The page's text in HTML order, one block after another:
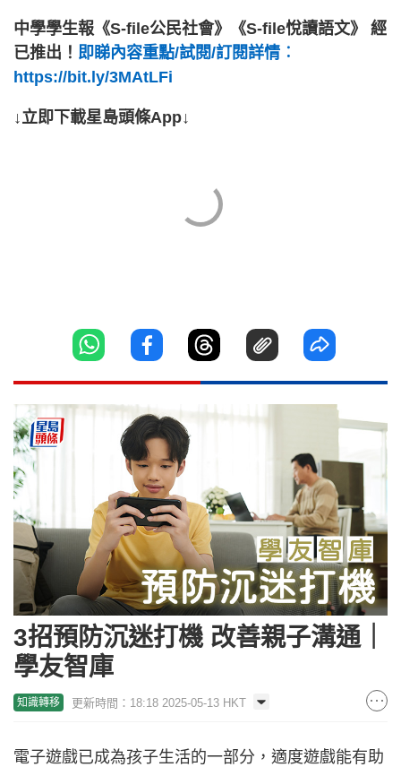
中學學生報《S-file公民社會》《S-file悅讀語文》 經
已推出！ 即睇內容重點/試閱/訂閱詳情︰
https://bit.ly/3MAtLFi
↓立即下載星島頭條App↓
3招預防沉迷打機 改善親子溝通｜
學友智庫
知識轉移 更新時間：18:18 2025-05-13 HKT
電子遊戲已成為孩子生活的一部分，適度遊戲能有助